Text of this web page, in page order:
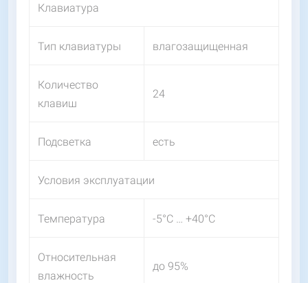
Клавиатура
Тип клавиатуры влагозащищенная
Количество
клавиш
24
Подсветка есть
Условия эксплуатации
Температура -5°C … +40°C
Относительная
влажность
до 95%